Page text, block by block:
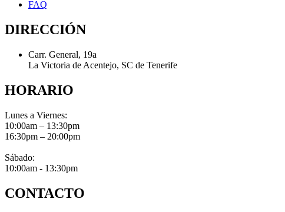
FAQ
DIRECCIÓN
Carr. General, 19a
La Victoria de Acentejo, SC de Tenerife
HORARIO
Lunes a Viernes:
10:00am – 13:30pm
16:30pm – 20:00pm
Sábado:
10:00am - 13:30pm
CONTACTO